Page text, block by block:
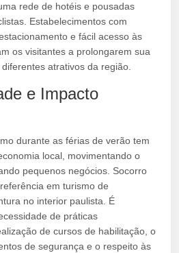
rede de hotéis e pousadas
Estabelecimentos com
e fácil acesso às
os visitantes a prolongarem sua
atrativos da região.
e Impacto
durante as férias de verão tem
local, movimentando o
pequenos negócios. Socorro
em turismo de
no interior paulista. É
de práticas
de cursos de habilitação, o
de segurança e o respeito às